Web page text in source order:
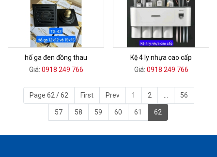
hố ga đen đồng thau
Giá: 0918 249 766
Kệ 4 ly nhựa cao cấp
Giá: 0918 249 766
Page 62 / 62 First Prev 1 2 56
57 58 59 60 61 62